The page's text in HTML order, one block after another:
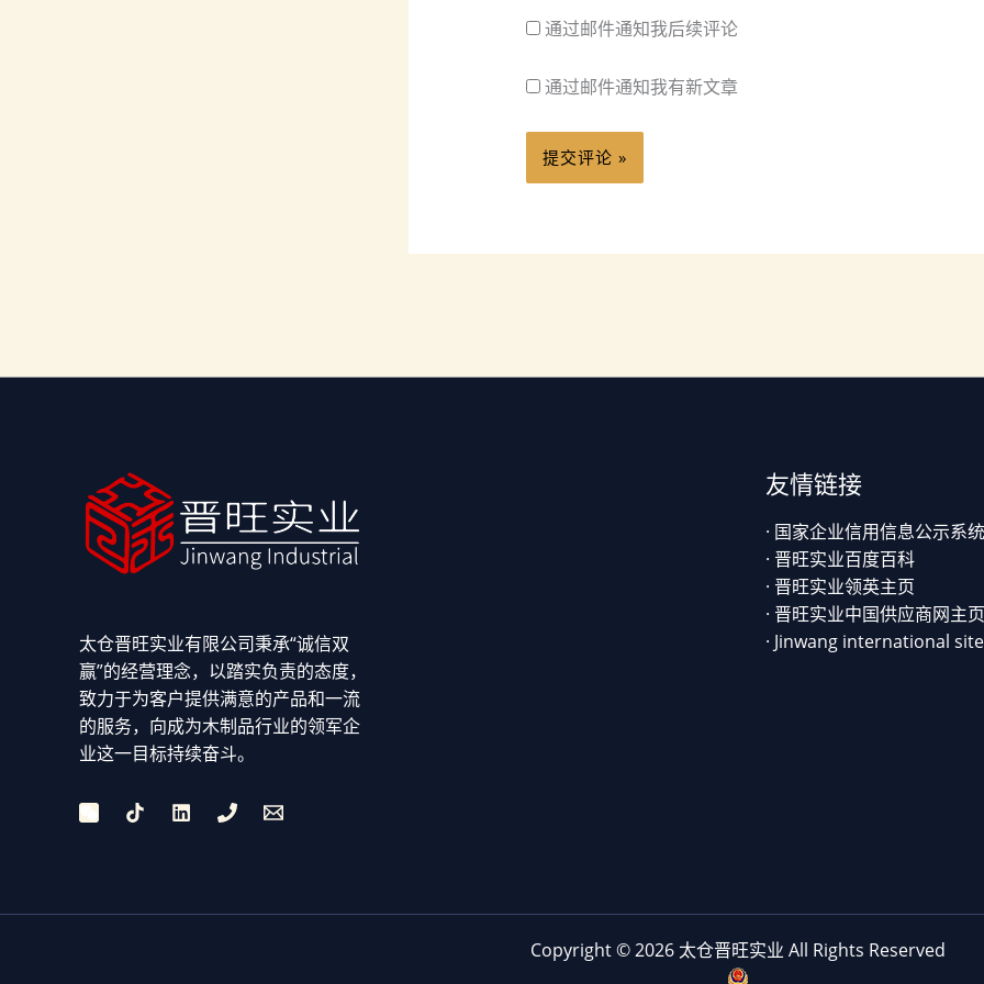
通过邮件通知我后续评论
通过邮件通知我有新文章
太仓晋旺实业有限公司秉承“诚信双
赢”的经营理念，以踏实负责的态度，
致力于为客户提供满意的产品和一流
的服务，向成为木制品行业的领军企
业这一目标持续奋斗。
友情链接
· 国家企业信用信息公示系统
· 晋旺实业百度百科
· 晋旺实业领英主页
· 晋旺实业中国供应商网主页
· Jinwang international site
Copyright © 2026 太仓晋旺实业 All Rights Reserved